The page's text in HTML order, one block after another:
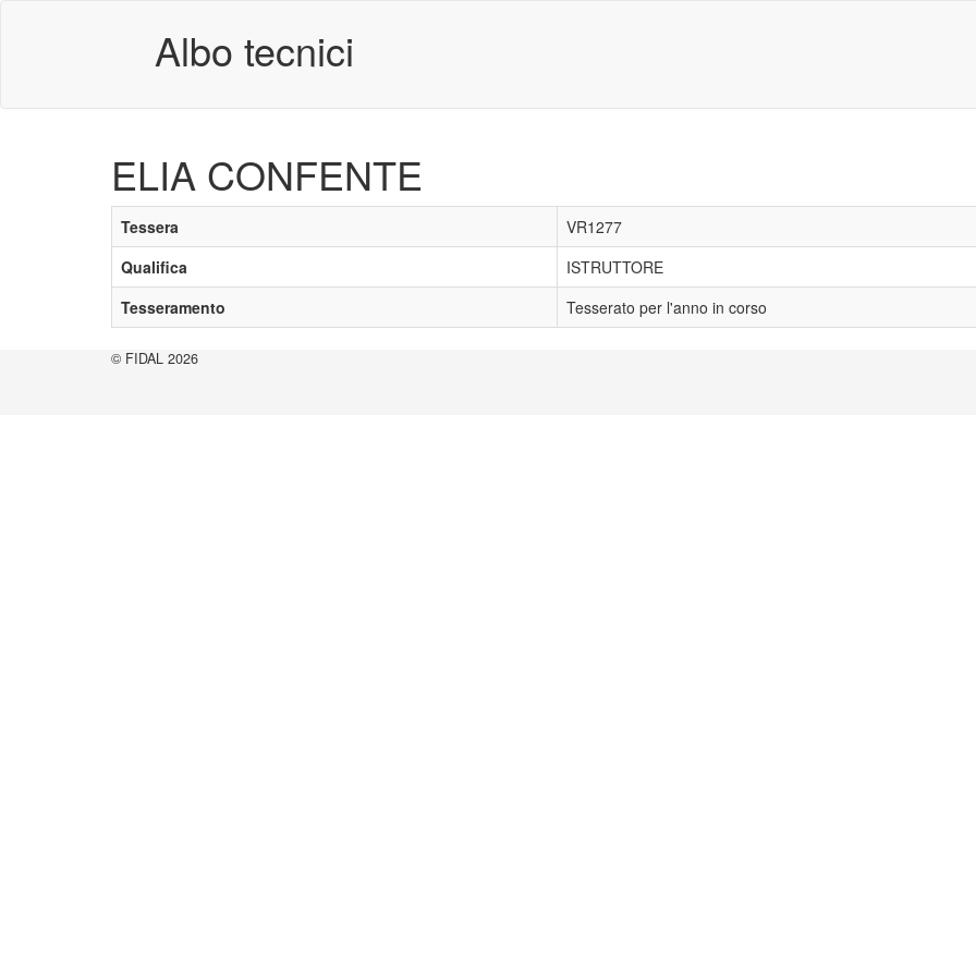
Albo tecnici
ELIA CONFENTE
Tessera
VR1277
Qualifica
ISTRUTTORE
Tesseramento
Tesserato per l'anno in corso
© FIDAL 2026